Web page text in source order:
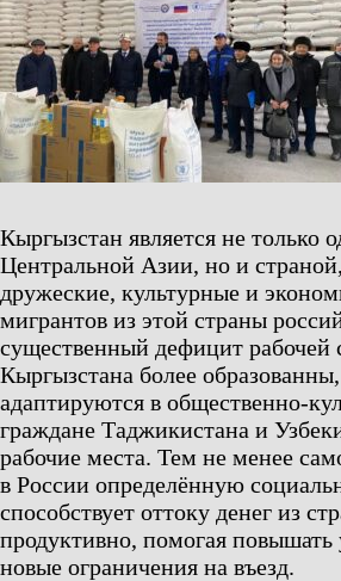
Кыргызстан является не
Центральной Азии, но и
дружеские, культурные и
мигрантов из этой страны
существенный дефицит
Кыргызстана более
адаптируются в общественно-
граждане Таджикистана и
рабочие места. Тем не менее
в России определённую
способствует оттоку денег из
продуктивно, помогая
новые ограничения на въезд.